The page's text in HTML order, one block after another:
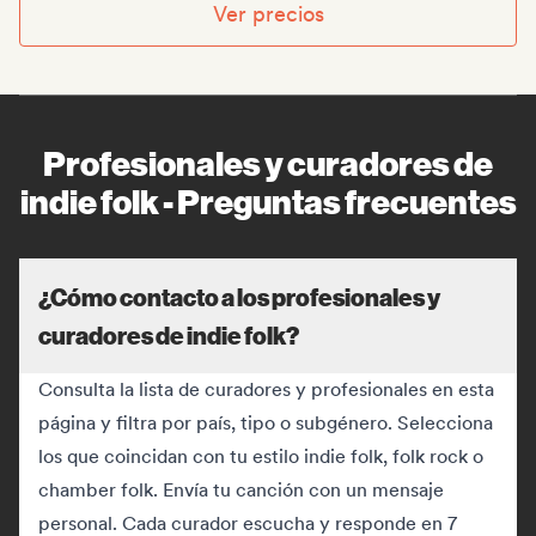
Ver precios
Profesionales y curadores de
indie folk - Preguntas frecuentes
¿Cómo contacto a los profesionales y
curadores de indie folk?
Consulta la lista de curadores y profesionales en esta
página y filtra por país, tipo o subgénero. Selecciona
los que coincidan con tu estilo indie folk, folk rock o
chamber folk. Envía tu canción con un mensaje
personal. Cada curador escucha y responde en 7